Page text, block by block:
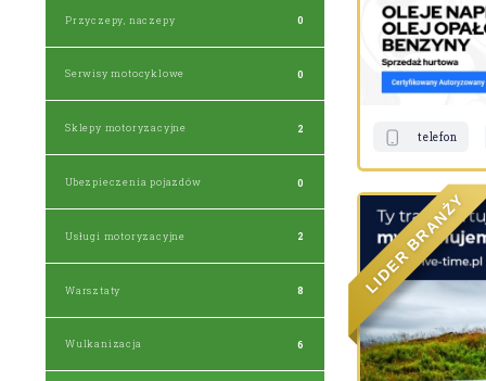
Przyczepy, naczepy 0
Serwisy motocyklowe 0
Sklepy motoryzacyjne 2
Ubezpieczenia pojazdów 0
Usługi motoryzacyjne 2
Warsztaty 8
Wulkanizacja 6
telefon
LI
DER
B
RANŻ
Y